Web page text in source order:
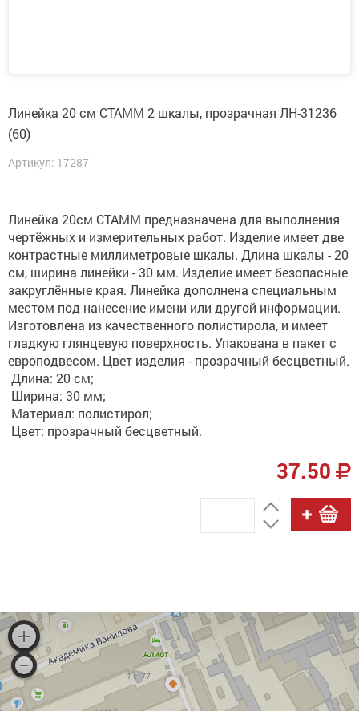
Линейка 20 см СТАММ 2 шкалы, прозрачная ЛН-31236
(60)
Артикул: 17287
Линейка 20см СТАММ предназначена для выполнения
чертёжных и измерительных работ. Изделие имеет две
контрастные миллиметровые шкалы. Длина шкалы - 20
см, ширина линейки - 30 мм. Изделие имеет безопасные
закруглённые края. Линейка дополнена специальным
местом под нанесение имени или другой информации.
Изготовлена из качественного полистирола, и имеет
гладкую глянцевую поверхность. Упакована в пакет с
европодвесом. Цвет изделия - прозрачный бесцветный.
Длина: 20 см;
Ширина: 30 мм;
Материал: полистирол;
Цвет: прозрачный бесцветный.
37.50